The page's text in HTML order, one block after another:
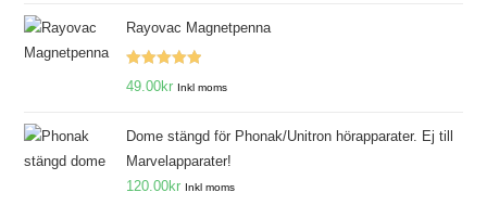
Rayovac Magnetpenna
Betygsatt
49.00kr Inkl moms
Dome stängd för Phonak/Unitron hörapparater. Ej till
Marvelapparater!
120.00kr Inkl moms